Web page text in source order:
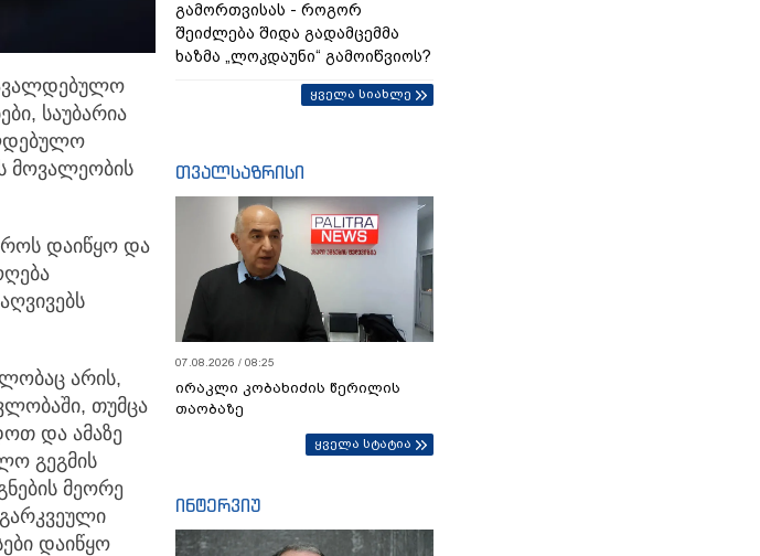
საუბარია
მოვალეობის
დაიწყო და
არის,
თუმცა
და ამაზე
გეგმის
მეორე
დაიწყო
გამორთვისას - როგორ
შეიძლება შიდა გადამცემმა
ხაზმა „ლოკდაუნი“ გამოიწვიოს?
ყველა სიახლე
თვალსაზრისი
07.08.2026 / 08:25
ირაკლი კობახიძის წერილის
თაობაზე
ყველა სტატია
ინტერვიუ